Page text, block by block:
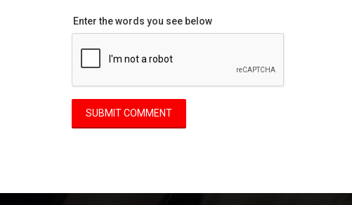
Enter the words you see below